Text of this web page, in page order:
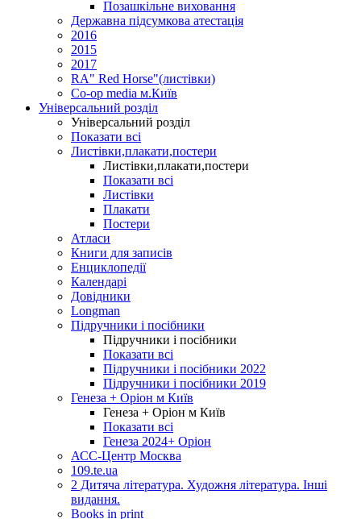
Позашкільне виховання
Державна підсумкова атестація
2016
2015
2017
RA" Red Horse"(листівки)
Co-op media м.Київ
Універсальний розділ
Універсальний розділ
Показати всі
Листівки,плакати,постери
Листівки,плакати,постери
Показати всі
Листівки
Плакати
Постери
Атласи
Книги для записів
Енциклопедії
Календарі
Довідники
Longman
Підручники і посібники
Підручники і посібники
Показати всі
Підручники і посібники 2022
Підручники і посібники 2019
Генеза + Оріон м Київ
Генеза + Оріон м Київ
Показати всі
Генеза 2024+ Оріон
АСС-Центр Москва
109.te.ua
2 Дитяча література. Художня література. Інші
видання.
Books in print